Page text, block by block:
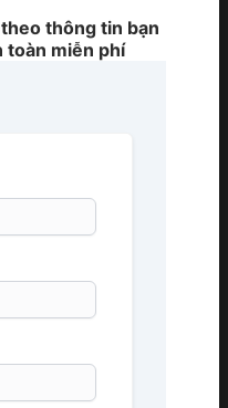
thông tin bạn
toàn miễn phí